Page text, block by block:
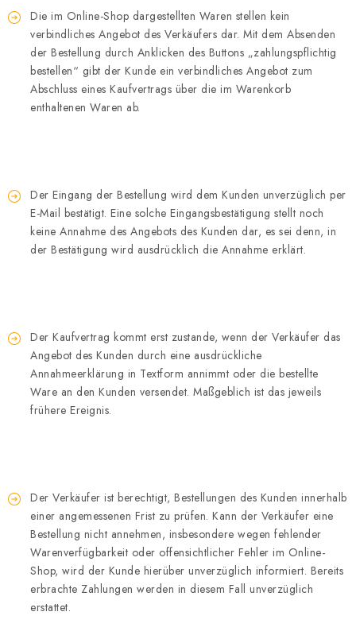
Die im Online-Shop dargestellten Waren stellen kein
verbindliches Angebot des Verkäufers dar. Mit dem Absenden
der Bestellung durch Anklicken des Buttons „zahlungspflichtig
bestellen“ gibt der Kunde ein verbindliches Angebot zum
Abschluss eines Kaufvertrags über die im Warenkorb
enthaltenen Waren ab.
Der Eingang der Bestellung wird dem Kunden unverzüglich per
E-Mail bestätigt. Eine solche Eingangsbestätigung stellt noch
keine Annahme des Angebots des Kunden dar, es sei denn, in
der Bestätigung wird ausdrücklich die Annahme erklärt.
Der Kaufvertrag kommt erst zustande, wenn der Verkäufer das
Angebot des Kunden durch eine ausdrückliche
Annahmeerklärung in Textform annimmt oder die bestellte
Ware an den Kunden versendet. Maßgeblich ist das jeweils
frühere Ereignis.
Der Verkäufer ist berechtigt, Bestellungen des Kunden innerhalb
einer angemessenen Frist zu prüfen. Kann der Verkäufer eine
Bestellung nicht annehmen, insbesondere wegen fehlender
Warenverfügbarkeit oder offensichtlicher Fehler im Online-
Shop, wird der Kunde hierüber unverzüglich informiert. Bereits
erbrachte Zahlungen werden in diesem Fall unverzüglich
erstattet.